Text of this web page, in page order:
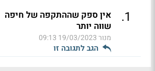
1
.
אין ספק שההתקפה של חיפה
שווה יותר
מנור19/03/2023 09:13
הגב לתגובה זו